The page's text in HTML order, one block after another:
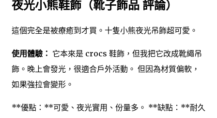
夜光小熊鞋飾（靴子飾品 評論）
這個完全是被療癒到才買。十隻小熊夜光吊飾超可愛。
使用體驗： 它本來是 crocs 鞋飾，但我把它改成靴繩吊
飾。晚上會發光，很適合戶外活動。 但因為材質偏軟，
如果強拉會變形。
**優點：**可愛、夜光實用、份量多。 **缺點：**耐久